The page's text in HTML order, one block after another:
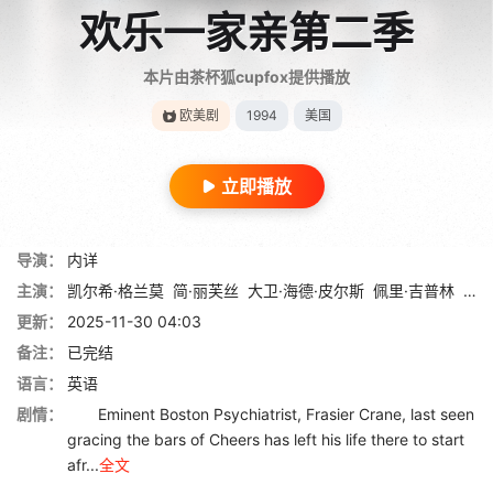
欢乐一家亲第二季
本片由茶杯狐cupfox提供播放
欧美剧 1994 美国
立即播放
导演：
内详
主演：
凯尔希·格兰莫 简·丽芙丝 大卫·海德·皮尔斯 佩里·吉普林 约
更新：
2025-11-30 04:03
备注：
已完结
语言：
英语
剧情：
Eminent Boston Psychiatrist, Frasier Crane, last seen
gracing the bars of Cheers has left his life there to start
afr...全文